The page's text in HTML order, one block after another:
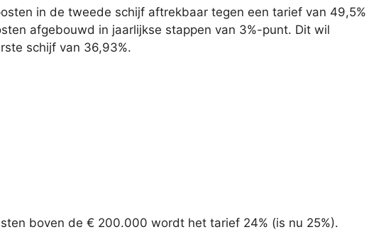
in de tweede schijf aftrekbaar tegen een tarief van 49,5%
afgebouwd in jaarlijkse stappen van 3%-punt. Dit wil
schijf van 36,93%.
boven de € 200.000 wordt het tarief 24% (is nu 25%).